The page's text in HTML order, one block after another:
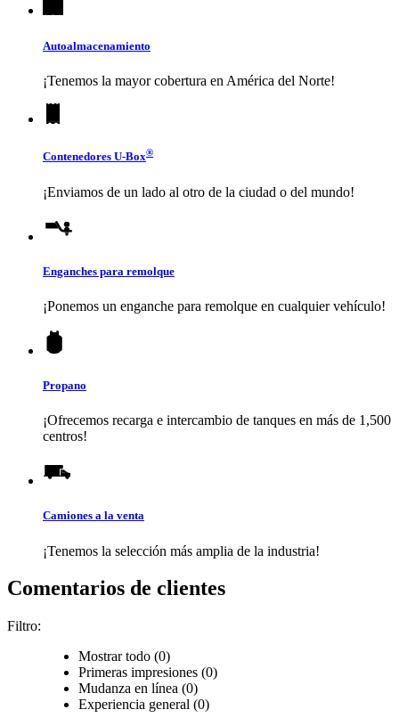
Autoalmacenamiento
¡Tenemos la mayor cobertura en América del Norte!
Contenedores U-Box®
¡Enviamos de un lado al otro de la ciudad o del mundo!
Enganches para remolque
¡Ponemos un enganche para remolque en cualquier vehículo!
Propano
¡Ofrecemos recarga e intercambio de tanques en más de 1,500
centros!
Camiones a la venta
¡Tenemos la selección más amplia de la industria!
Comentarios de clientes
Filtro:
Mostrar todo (0)
Primeras impresiones (0)
Mudanza en línea (0)
Experiencia general (0)